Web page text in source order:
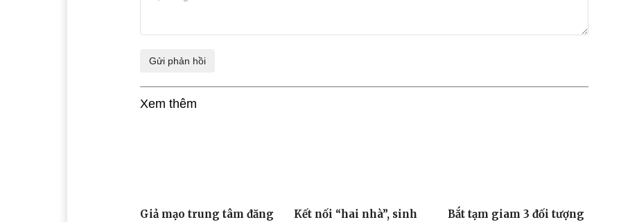
Xem thêm
Giả mạo trung tâm đăng
Kết nối “hai nhà”, sinh
Bắt tạm giam 3 đối tượng